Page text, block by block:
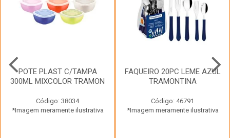
POTE PLAST C/TAMPA
300ML MIXCOLOR TRAMON
Código: 38034
*Imagem meramente ilustrativa
FAQUEIRO 20PC LEME AZUL
TRAMONTINA
Código: 46791
*Imagem meramente ilustrativa